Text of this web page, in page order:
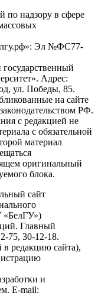
по надзору в сфере
Эл №ФС77-
Адрес:
ул. Победы, 85.
на сайте
РФ.
с редакцией не
с обязательной
материал
оригинальный
блока.
сайт
«БелГУ»)
Главный
75, 30-12-18.
редакцию сайта),
и
E-mail: